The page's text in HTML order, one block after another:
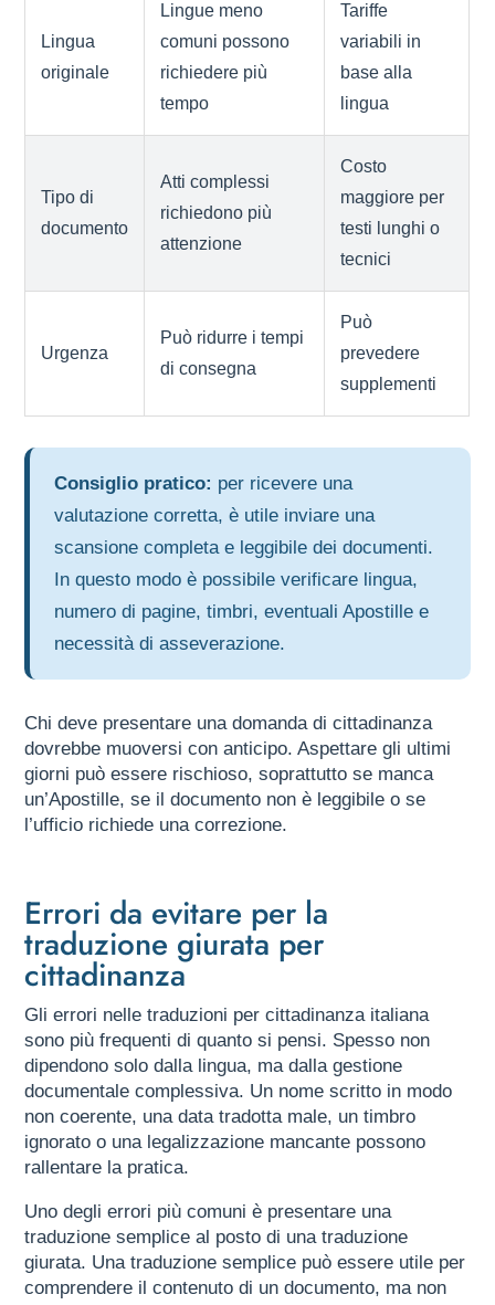
Lingua
originale
Lingue meno
comuni possono
richiedere più
tempo
Tariffe
variabili in
base alla
lingua
Tipo di
documento
Atti complessi
richiedono più
attenzione
Costo
maggiore per
testi lunghi o
tecnici
Urgenza
Può ridurre i tempi
di consegna
Può
prevedere
supplementi
Consiglio pratico: per ricevere una
valutazione corretta, è utile inviare una
scansione completa e leggibile dei documenti.
In questo modo è possibile verificare lingua,
numero di pagine, timbri, eventuali Apostille e
necessità di asseverazione.
Chi deve presentare una domanda di cittadinanza
dovrebbe muoversi con anticipo. Aspettare gli ultimi
giorni può essere rischioso, soprattutto se manca
un’Apostille, se il documento non è leggibile o se
l’ufficio richiede una correzione.
Errori da evitare per la
traduzione giurata per
cittadinanza
Gli errori nelle traduzioni per cittadinanza italiana
sono più frequenti di quanto si pensi. Spesso non
dipendono solo dalla lingua, ma dalla gestione
documentale complessiva. Un nome scritto in modo
non coerente, una data tradotta male, un timbro
ignorato o una legalizzazione mancante possono
rallentare la pratica.
Uno degli errori più comuni è presentare una
traduzione semplice al posto di una traduzione
giurata. Una traduzione semplice può essere utile per
comprendere il contenuto di un documento, ma non